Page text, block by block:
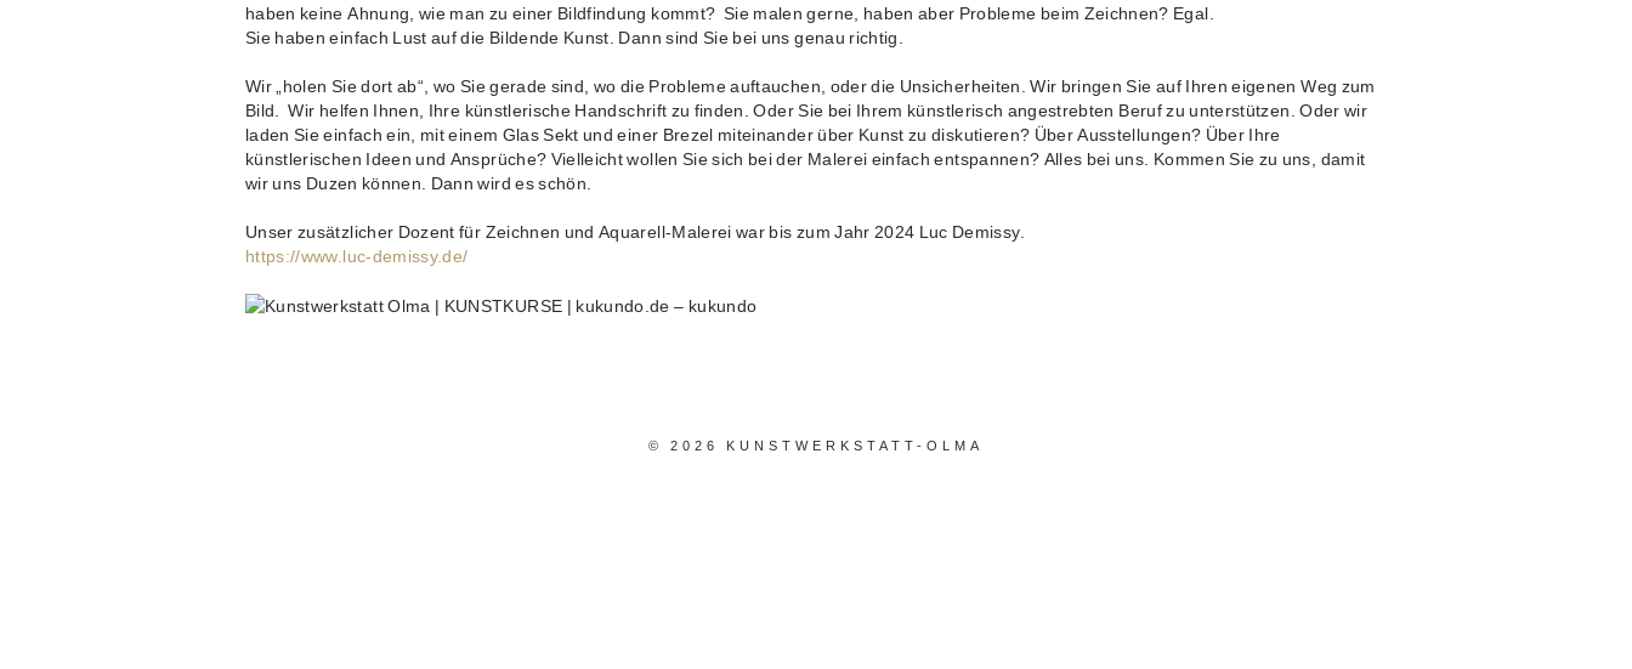
haben keine Ahnung, wie man zu einer Bildfindung kommt? Sie malen gerne, haben aber Probleme beim Zeichnen? Egal.
Sie haben einfach Lust auf die Bildende Kunst. Dann sind Sie bei uns genau richtig.
Wir „holen Sie dort ab“, wo Sie gerade sind, wo die Probleme auftauchen, oder die Unsicherheiten. Wir bringen Sie auf Ihren eigenen Weg zum
Bild. Wir helfen Ihnen, Ihre künstlerische Handschrift zu finden. Oder Sie bei Ihrem künstlerisch angestrebten Beruf zu unterstützen. Oder wir
laden Sie einfach ein, mit einem Glas Sekt und einer Brezel miteinander über Kunst zu diskutieren? Über Ausstellungen? Über Ihre
künstlerischen Ideen und Ansprüche? Vielleicht wollen Sie sich bei der Malerei einfach entspannen? Alles bei uns. Kommen Sie zu uns, damit
wir uns Duzen können. Dann wird es schön.
Unser zusätzlicher Dozent für Zeichnen und Aquarell-Malerei war bis zum Jahr 2024 Luc Demissy.
https://www.luc-demissy.de/
© 2026 KUNSTWERKSTATT-OLMA